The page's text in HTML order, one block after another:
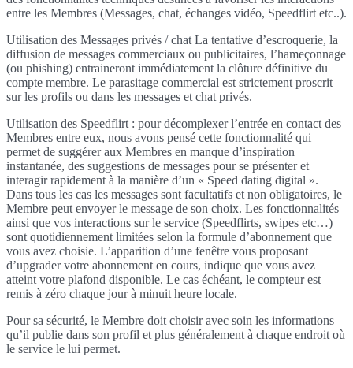
entre les Membres (Messages, chat, échanges vidéo, Speedflirt etc..).
Utilisation des Messages privés / chat La tentative d’escroquerie, la
diffusion de messages commerciaux ou publicitaires, l’hameçonnage
(ou phishing) entraineront immédiatement la clôture définitive du
compte membre. Le parasitage commercial est strictement proscrit
sur les profils ou dans les messages et chat privés.
Utilisation des Speedflirt : pour décomplexer l’entrée en contact des
Membres entre eux, nous avons pensé cette fonctionnalité qui
permet de suggérer aux Membres en manque d’inspiration
instantanée, des suggestions de messages pour se présenter et
interagir rapidement à la manière d’un « Speed dating digital ».
Dans tous les cas les messages sont facultatifs et non obligatoires, le
Membre peut envoyer le message de son choix. Les fonctionnalités
ainsi que vos interactions sur le service (Speedflirts, swipes etc…)
sont quotidiennement limitées selon la formule d’abonnement que
vous avez choisie. L’apparition d’une fenêtre vous proposant
d’upgrader votre abonnement en cours, indique que vous avez
atteint votre plafond disponible. Le cas échéant, le compteur est
remis à zéro chaque jour à minuit heure locale.
Pour sa sécurité, le Membre doit choisir avec soin les informations
qu’il publie dans son profil et plus généralement à chaque endroit où
le service le lui permet.